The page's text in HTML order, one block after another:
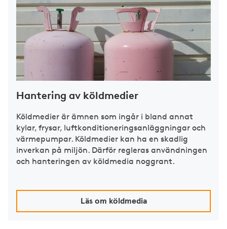
Hantering av köldmedier
Köldmedier är ämnen som ingår i bland annat
kylar, frysar, luftkonditioneringsanläggningar och
värmepumpar. Köldmedier kan ha en skadlig
inverkan på miljön. Därför regleras användningen
och hanteringen av köldmedia noggrant.
Läs om köldmedia